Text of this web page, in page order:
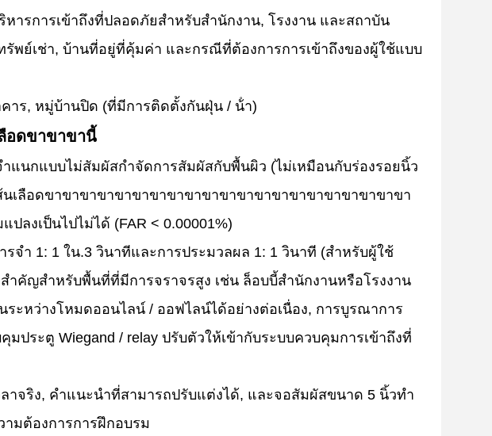
หารการเข้าถึงที่ปลอดภัยสําหรับสํานักงาน, โรงงาน และสถาบัน
พย์เช่า, บ้านที่อยู่ที่คุ้มค่า และกรณีที่ต้องการการเข้าถึงของผู้ใช้แบบ
าร, หมู่บ้านปิด (ที่มีการติดตั้งกันฝุ่น / น้ํา)
ลือดขาขาขานี้
แนกแบบไม่สัมผัสกําจัดการสัมผัสกับพื้นผิว (ไม่เหมือนกับร่องรอยนิ้ว
เลือดขาขาขาขาขาขาขาขาขาขาขาขาขาขาขาขาขาขาขาขาขา
ลงเป็นไปไม่ได้ (FAR < 0.00001%)
จํา 1: 1 ใน.3 วินาทีและการประมวลผล 1: 1 วินาที (สําหรับผู้ใช้
าคัญสําหรับพื้นที่ที่มีการจราจรสูง เช่น ล็อบบี้สํานักงานหรือโรงงาน
ะหว่างโหมดออนไลน์ / ออฟไลน์ได้อย่างต่อเนื่อง, การบูรณาการ
ประตู Wiegand / relay ปรับตัวให้เข้ากับระบบควบคุมการเข้าถึงที่
าจริง, คําแนะนําที่สามารถปรับแต่งได้, และจอสัมผัสขนาด 5 นิ้วทํา
มต้องการการฝึกอบรม